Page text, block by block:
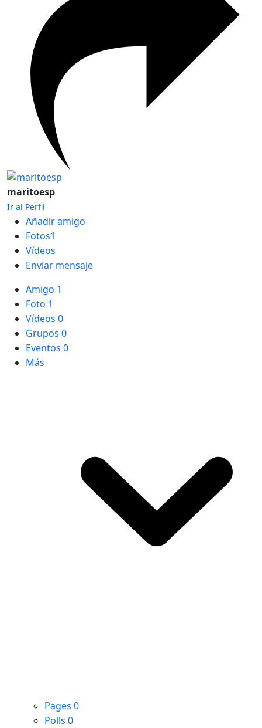
maritoesp
Ir al Perfil
Añadir amigo
Fotos1
Vídeos
Enviar mensaje
Amigo 1
Foto 1
Vídeos 0
Grupos 0
Eventos 0
Más
Pages 0
Polls 0